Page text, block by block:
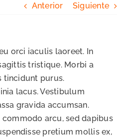
Anterior Siguiente
orci iaculis laoreet. In
tristique. Morbi a
tincidunt purus.
lacus. Vestibulum
gravida accumsan.
commodo arcu, sed dapibus
pretium mollis ex,